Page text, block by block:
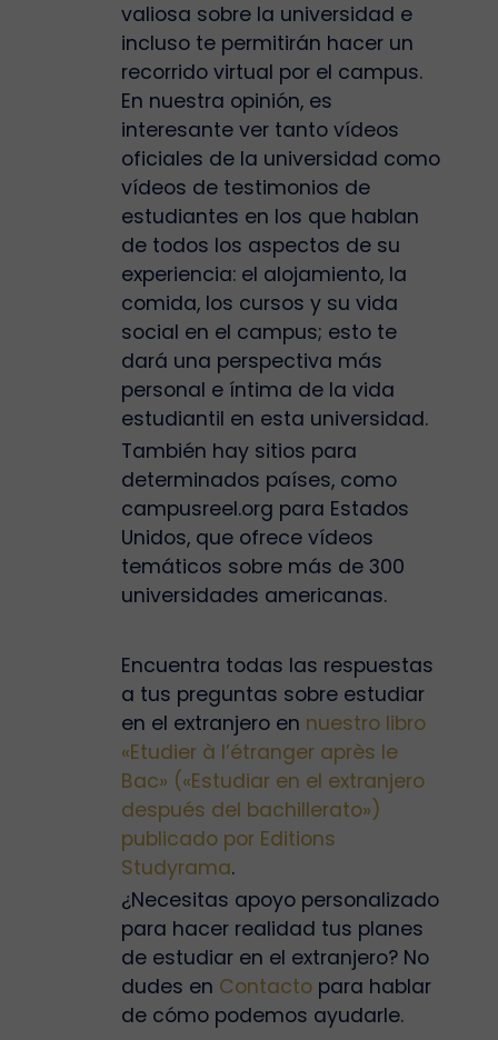
valiosa sobre la universidad e
incluso te permitirán hacer un
recorrido virtual por el campus.
En nuestra opinión, es
interesante ver tanto vídeos
oficiales de la universidad como
vídeos de testimonios de
estudiantes en los que hablan
de todos los aspectos de su
experiencia: el alojamiento, la
comida, los cursos y su vida
social en el campus; esto te
dará una perspectiva más
personal e íntima de la vida
estudiantil en esta universidad.
También hay sitios para
determinados países, como
campusreel.org para Estados
Unidos, que ofrece vídeos
temáticos sobre más de 300
universidades americanas.
Encuentra todas las respuestas
a tus preguntas sobre estudiar
en el extranjero en nuestro libro
«Etudier à l’étranger après le
Bac» («Estudiar en el extranjero
después del bachillerato»)
publicado por Editions
Studyrama.
¿Necesitas apoyo personalizado
para hacer realidad tus planes
de estudiar en el extranjero? No
dudes en Contactopara hablar
de cómo podemos ayudarle.